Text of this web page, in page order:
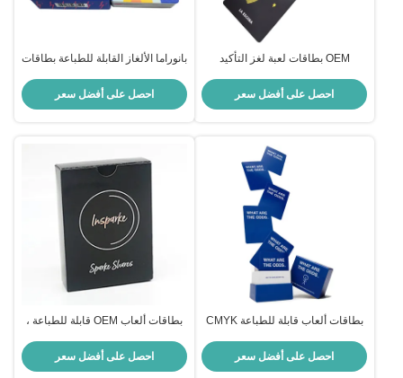
OEM بطاقات لعبة لغز التأكيد
احصل على أفضل سعر
بانوراما الألغاز القابلة للطباعة بطاقات
احصل على أفضل سعر
بطاقات ألعاب قابلة للطباعة CMYK
ألعاب حفلة مظهر يومي
احصل على أفضل سعر
بطاقات ألعاب OEM قابلة للطباعة ،
احصل على أفضل سعر